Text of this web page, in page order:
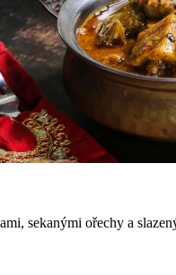
sekanými ořechy a